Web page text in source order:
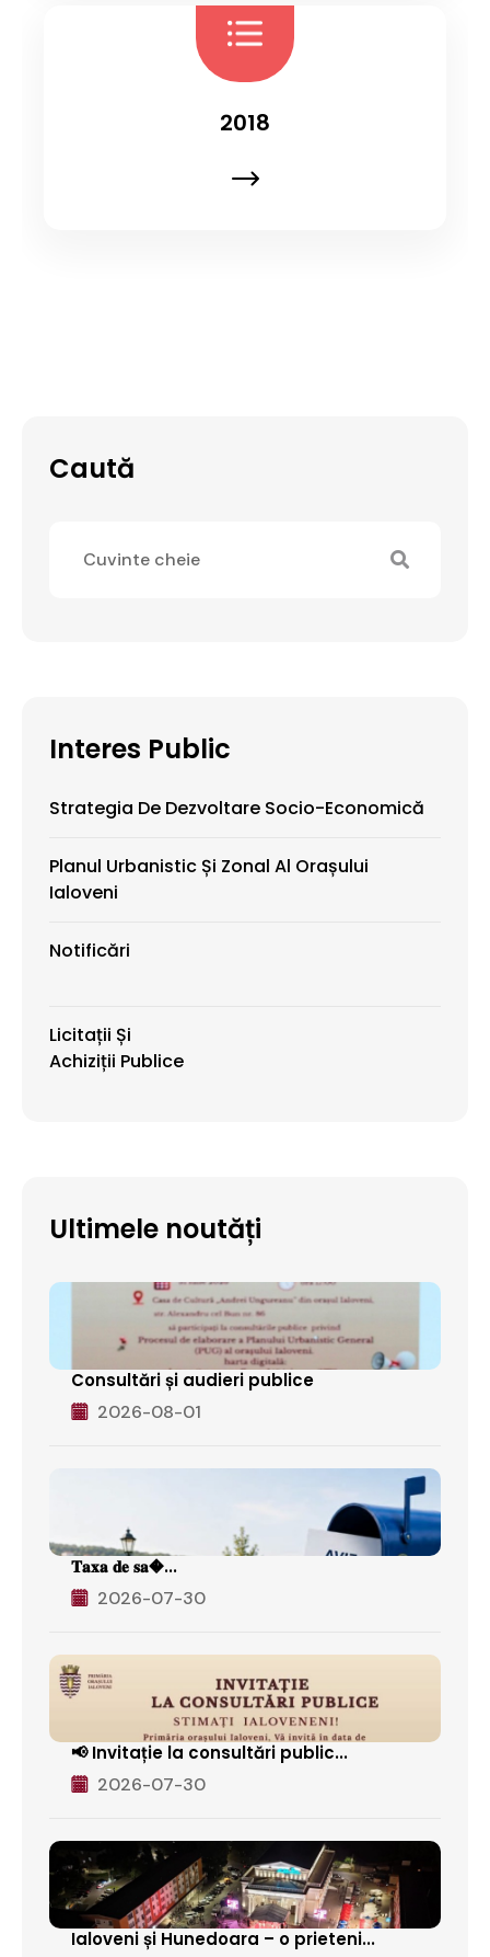
2018
Caută
Interes Public
Strategia De Dezvoltare Socio-Economică
Planul Urbanistic Și Zonal Al Orașului
Ialoveni
Notificări
Licitații Și
Achiziții Publice
Ultimele noutăți
Consultări și audieri publice
2026-08-01
𝐓𝐚𝐱𝐚 𝐝𝐞 𝐬𝐚�...
2026-07-30
📢 Invitație la consultări public...
2026-07-30
Ialoveni și Hunedoara – o prieteni...